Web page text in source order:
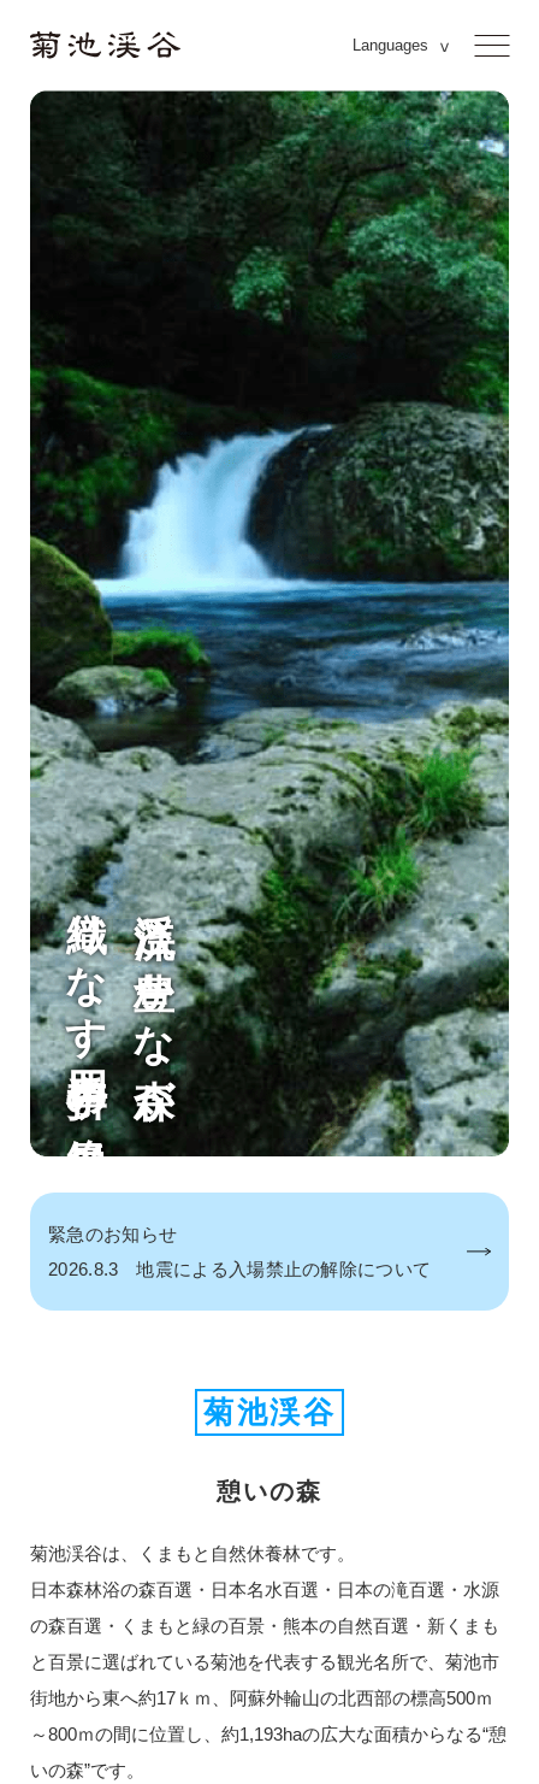
Languages
渓流と豊かな森が
織りなす四季折々の絶景
緊急のお知らせ
2026.8.3
地震による入場禁止の解除について
菊池渓谷
憩いの森
菊池渓谷は、くまもと自然休養林です。
日本森林浴の森百選・日本名水百選・ 日本の滝百選・水源
の森百選・くまもと緑の百景・ 熊本の自然百選・新くまも
と百景に選ばれている菊池を代表する観光名所で、 菊池市
街地から東へ約17ｋｍ、 阿蘇外輪山の北西部の標高500ｍ
～800ｍの間に位置し、 約1,193haの広大な面積からなる“憩
いの森”です。